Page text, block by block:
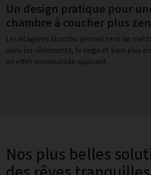
Un design pratique pour
chambre à coucher plus zen
Les étagères stocubo permettent de
dans les vêtements, le linge et bien plus
un effet minimaliste apaisant.
Nos plus belles